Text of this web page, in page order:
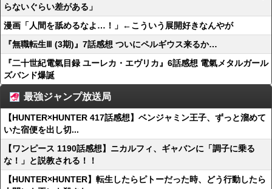
らないぐらい差がある」
漫画「人間を舐めるなよ…！」←こういう展開好きなんやが
『無職転生Ⅲ (3期)』7話感想 ついにペルギウス来るか…
『二十世紀電氣目録 ユーレカ・エヴリカ』6話感想 電氣メタルガール
ズバンド爆誕
最強ジャンプ放送局
【HUNTER×HUNTER 417話感想】ベンジャミン王子、ずっと溜めて
いた宿便を出し切...
【ワンピース 1190話感想】ニカルフィ、ギャバンに「調子に乗る
な！」と説教される！！
【HUNTER×HUNTER】転生したらピトーだった時、どう行動したら